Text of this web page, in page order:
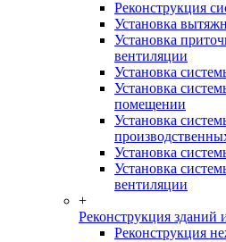
Реконструкция
Установка
Установка
вентиляции
Установка
Установка
помещении
Установка
Установка
Установка
вентиляции
+
Реконструкция зданий
Реконструкция